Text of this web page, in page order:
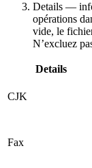
Details —
opérations
vide, le
N’excluez
Details
CJK
Fax